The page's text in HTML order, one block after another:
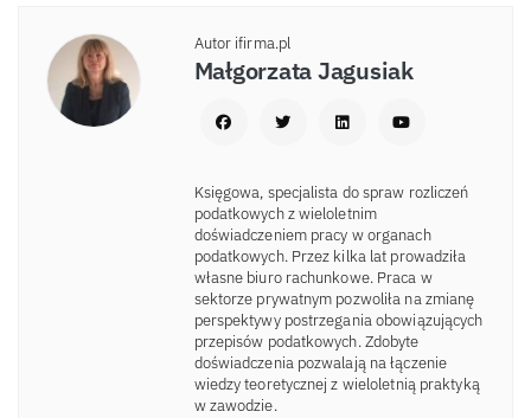
Autor ifirma.pl
Małgorzata Jagusiak
Księgowa, specjalista do spraw rozliczeń
podatkowych z wieloletnim
doświadczeniem pracy w organach
podatkowych. Przez kilka lat prowadziła
własne biuro rachunkowe. Praca w
sektorze prywatnym pozwoliła na zmianę
perspektywy postrzegania obowiązujących
przepisów podatkowych. Zdobyte
doświadczenia pozwalają na łączenie
wiedzy teoretycznej z wieloletnią praktyką
w zawodzie.